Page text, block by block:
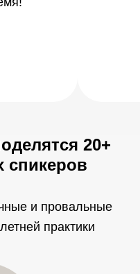
20+
спикеров
и провальные
практики